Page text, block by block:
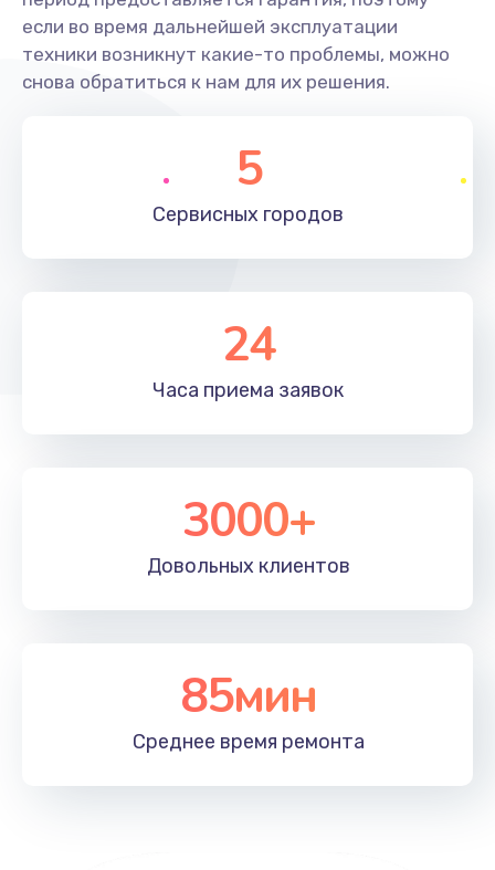
если во время дальнейшей эксплуатации
техники возникнут какие-то проблемы, можно
снова обратиться к нам для их решения.
5
Сервисных городов
24
Часа приема заявок
3000+
Довольных клиентов
85мин
Среднее время ремонта